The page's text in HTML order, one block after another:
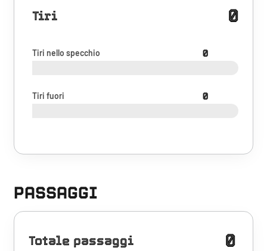
Tiri 0
Tiri nello specchio 0
Tiri fuori 0
PASSAGGI
Totale passaggi 0